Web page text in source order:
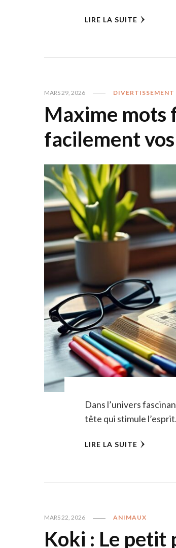
LIRE LA SUITE
MARS 29, 2026
Maxime mots
facilement
Dans l’univers
tête qui stimule
LIRE LA SUITE
MARS 22, 2026 ANIMAUX
Koki : Le petit